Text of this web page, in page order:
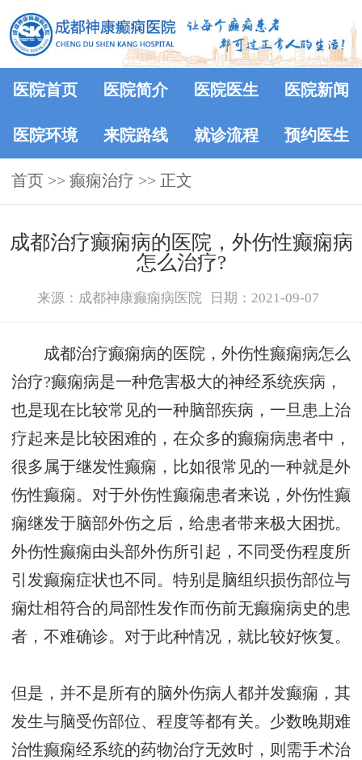
医院首页 医院简介 医院医生 医院新闻
医院环境 来院路线 就诊流程 预约医生
首页 >> 癫痫治疗 >> 正文
成都治疗癫痫病的医院，外伤性癫痫病
怎么治疗?
来源：成都神康癫痫病医院 日期：2021-09-07
成都治疗癫痫病的医院，外伤性癫痫病怎么
治疗?癫痫病是一种危害极大的神经系统疾病，
也是现在比较常见的一种脑部疾病，一旦患上治
疗起来是比较困难的，在众多的癫痫病患者中，
很多属于继发性癫痫，比如很常见的一种就是外
伤性癫痫。对于外伤性癫痫患者来说，外伤性癫
痫继发于脑部外伤之后，给患者带来极大困扰。
外伤性癫痫由头部外伤所引起，不同受伤程度所
引发癫痫症状也不同。特别是脑组织损伤部位与
痫灶相符合的局部性发作而伤前无癫痫病史的患
者，不难确诊。对于此种情况，就比较好恢复。
但是，并不是所有的脑外伤病人都并发癫痫，其
发生与脑受伤部位、程度等都有关。少数晚期难
治性癫痫经系统的药物治疗无效时，则需手术治